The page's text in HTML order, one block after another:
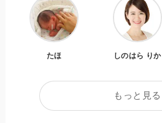
たほ しのはら りか
もっと見る